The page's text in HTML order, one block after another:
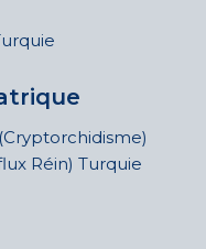
Réin) Turquie